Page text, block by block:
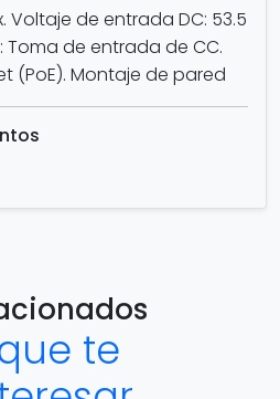
Voltaje de entrada DC: 53.5
de entrada de CC.
(PoE). Montaje de pared
te